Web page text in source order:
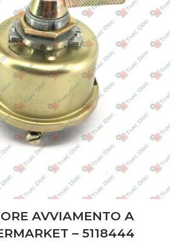
AVVIAMENTO A
– 5118444